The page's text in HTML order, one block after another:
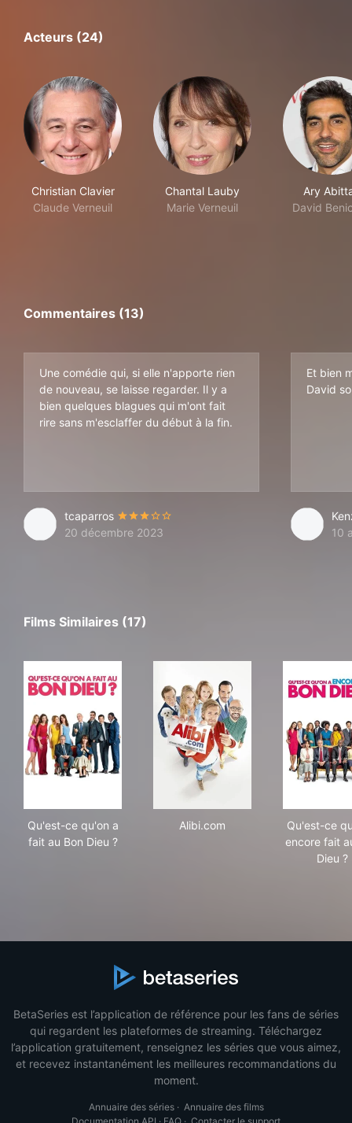
Acteurs (24)
Christian Clavier
Claude Verneuil
Chantal Lauby
Marie Verneuil
Ary
David
Commentaires (13)
Une comédie qui, si elle n'apporte rien
de nouveau, se laisse regarder. Il y a
bien quelques blagues qui m'ont fait
rire sans m'esclaffer du début à la fin.
tcaparros
20 décembre 2023
Et bien
David
10
Films Similaires (17)
Qu'est-ce qu'on a
fait au Bon Dieu ?
Alibi.com
Qu'est-ce
encore fait
Dieu ?
BetaSeries est l’application de référence pour les fans de séries
qui regardent les plateformes de streaming. Téléchargez
l’application gratuitement, renseignez les séries que vous aimez,
et recevez instantanément les meilleures recommandations du
moment.
Annuaire des séries· Annuaire des films